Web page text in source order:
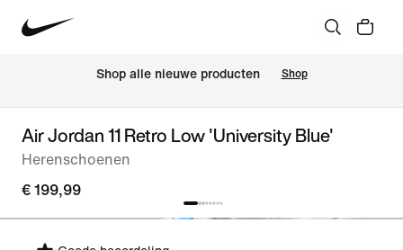
Shop alle nieuwe producten Shop
Air Jordan 11 Retro Low 'University Blue'
Herenschoenen
€ 199,99